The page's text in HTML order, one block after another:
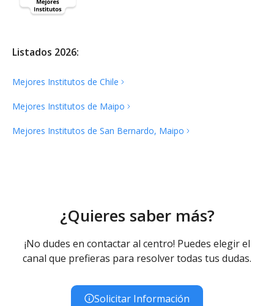
Listados 2026:
Mejores Institutos de Chile
Mejores Institutos de Maipo
Mejores Institutos de San Bernardo, Maipo
¿Quieres saber más?
¡No dudes en contactar al centro! Puedes elegir el
canal que prefieras para resolver todas tus dudas.
Solicitar Información